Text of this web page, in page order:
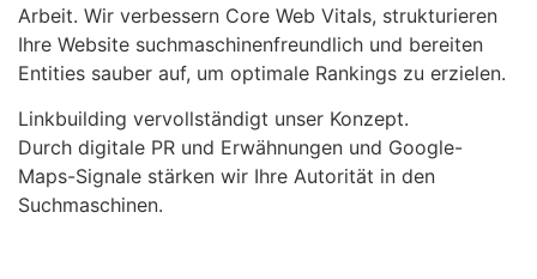
Arbeit. Wir verbessern Core Web Vitals, strukturieren
Ihre Website suchmaschinenfreundlich und bereiten
Entities sauber auf, um optimale Rankings zu erzielen.
Linkbuilding vervollständigt unser Konzept.
Durch digitale PR und Erwähnungen und Google-
Maps-Signale stärken wir Ihre Autorität in den
Suchmaschinen.